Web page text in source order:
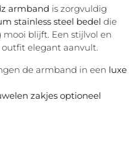
armband is zorgvuldig
stainless steel bedel die
blijft. Een stijlvol en
outfit elegant aanvult.
de armband in een luxe
zakjes optioneel